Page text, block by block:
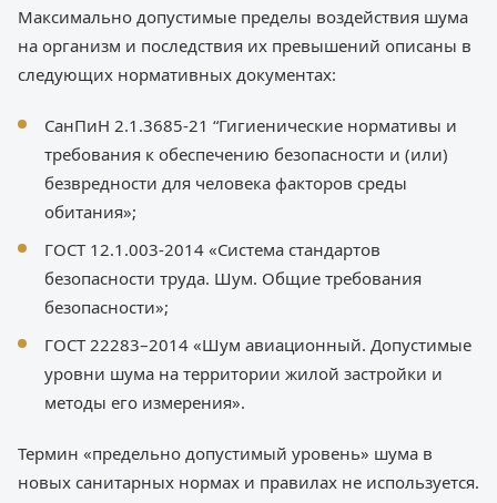
Максимально допустимые пределы воздействия шума
на организм и последствия их превышений описаны в
следующих нормативных документах:
СанПиН 2.1.3685-21 “Гигиенические нормативы и
требования к обеспечению безопасности и (или)
безвредности для человека факторов среды
обитания»;
ГОСТ 12.1.003-2014 «Система стандартов
безопасности труда. Шум. Общие требования
безопасности»;
ГОСТ 22283–2014 «Шум авиационный. Допустимые
уровни шума на территории жилой застройки и
методы его измерения».
Термин «предельно допустимый уровень» шума в
новых санитарных нормах и правилах не используется.